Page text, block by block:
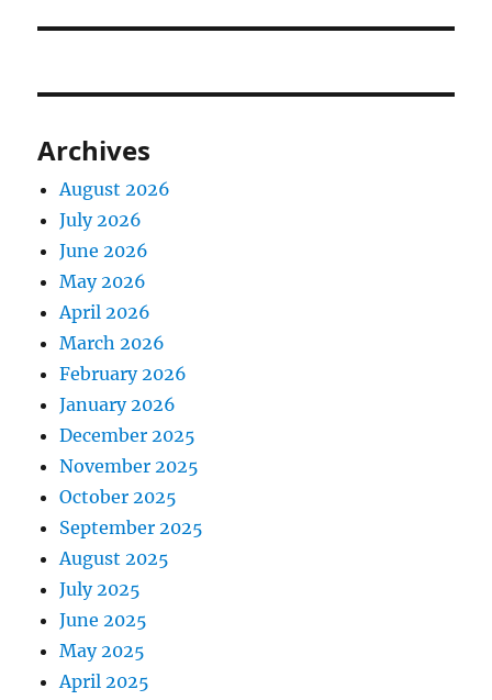
Archives
August 2026
July 2026
June 2026
May 2026
April 2026
March 2026
February 2026
January 2026
December 2025
November 2025
October 2025
September 2025
August 2025
July 2025
June 2025
May 2025
April 2025